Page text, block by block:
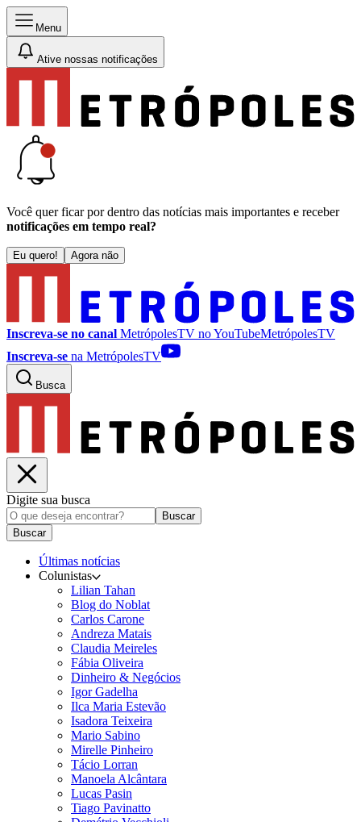
Menu
Ative nossas notificações
Você quer ficar por dentro das notícias mais importantes e receber
notificações em tempo real?
Eu quero! Agora não
Inscreva-se no canal MetrópolesTV noYouTubeMetrópolesTV
Inscreva-se na MetrópolesTV
Busca
Digite sua busca
Buscar
Buscar
Últimas notícias
Colunistas
Lilian Tahan
Blog do Noblat
Carlos Carone
Andreza Matais
Claudia Meireles
Fábia Oliveira
Dinheiro & Negócios
Igor Gadelha
Ilca Maria Estevão
Isadora Teixeira
Mario Sabino
Mirelle Pinheiro
Tácio Lorran
Manoela Alcântara
Lucas Pasin
Tiago Pavinatto